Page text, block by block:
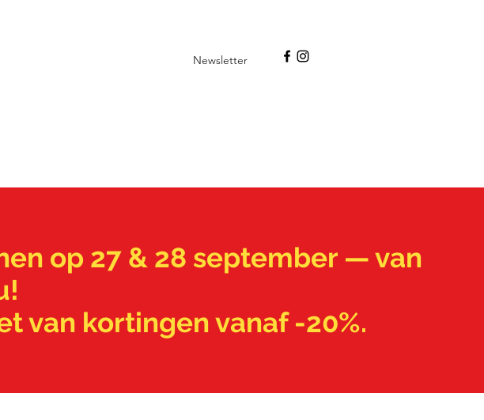
Newsletter
op 27 & 28 september — van
van kortingen vanaf -20%.